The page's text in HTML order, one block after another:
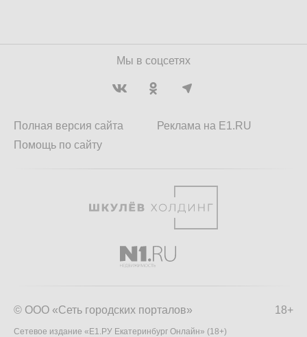
Мы в соцсетях
Полная версия сайта
Помощь по сайту
Реклама на E1.RU
18+
© ООО «Сеть городских порталов»
Сетевое издание «Е1.РУ Екатеринбург Онлайн» (18+)